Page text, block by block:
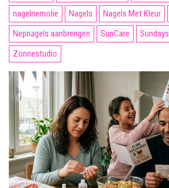
nagelriemolie
Nagels Nagels Met Kleur
Nepnagels aanbrengen
SunCare Sundays
Zonnestudio